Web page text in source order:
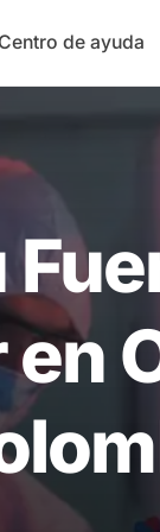
Centro de ayuda